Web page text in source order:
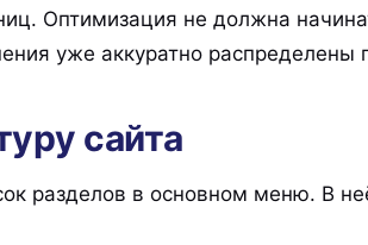
Оптимизация не должна
уже аккуратно распределены
сайта
разделов в основном меню. В